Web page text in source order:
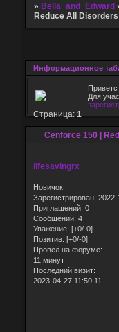
» Bella_and_Edward
Reduce All
Информационное
Для
Cenforce 150 |
Страница:1
lifesavingrx
Новичок
Зарегистрирован: 2022-
Приглашений: 0
Сообщений: 4
Уважение: [+0/-0]
Позитив: [+0/-0]
Провел на форуме:
11 минут
Последний визит:
2023-04-27 11:50:11